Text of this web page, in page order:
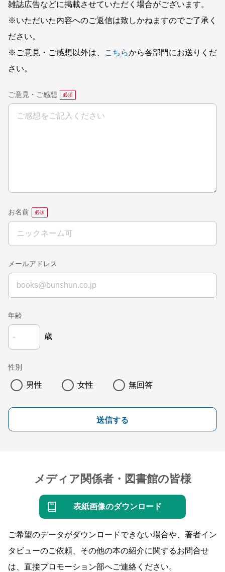
雑誌広告などに掲載させていただく場合がございます。
※いただいた内容へのご返信は致しかねますのでご了承く
ださい。
※ご意見・ご感想以外は、
こちらから各部門にお送りくだ
さい。
ご意見・ご感想
お名前
メールアドレス
年齢
歳
性別
男性 女性 無回答
送信する
メディア関係者・図書館の皆様
表紙画像のダウンロード
ご希望のデータがダウンロードできない場合や、著者イン
タビューのご依頼、その他の本の紹介に関するお問合せ
は、直接プロモーション部へご連絡ください。